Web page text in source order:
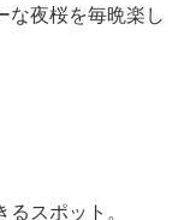
な夜桜を毎晩楽し
スポット。